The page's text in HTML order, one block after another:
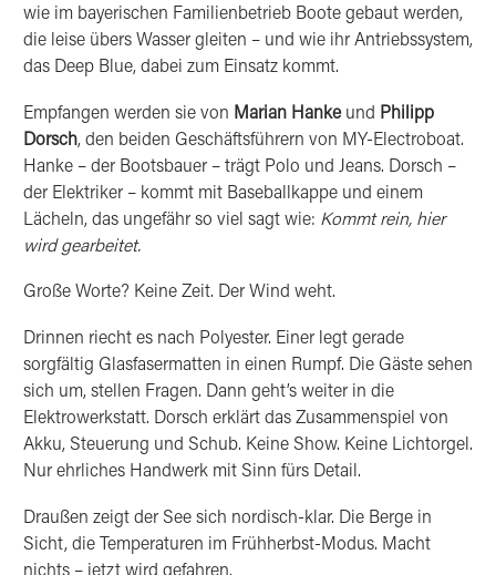
wie im bayerischen Familienbetrieb Boote gebaut werden,
die leise übers Wasser gleiten – und wie ihr Antriebssystem,
das Deep Blue, dabei zum Einsatz kommt.
Empfangen werden sie von Marian Hankeund Philipp
Dorsch, den beiden Geschäftsführern von MY-Electroboat.
Hanke – der Bootsbauer – trägt Polo und Jeans. Dorsch –
der Elektriker – kommt mit Baseballkappe und einem
Lächeln, das ungefähr so viel sagt wie: Kommt rein, hier
wird gearbeitet.
Große Worte? Keine Zeit. Der Wind weht.
Drinnen riecht es nach Polyester. Einer legt gerade
sorgfältig Glasfasermatten in einen Rumpf. Die Gäste sehen
sich um, stellen Fragen. Dann geht’s weiter in die
Elektrowerkstatt. Dorsch erklärt das Zusammenspiel von
Akku, Steuerung und Schub. Keine Show. Keine Lichtorgel.
Nur ehrliches Handwerk mit Sinn fürs Detail.
Draußen zeigt der See sich nordisch-klar. Die Berge in
Sicht, die Temperaturen im Frühherbst-Modus. Macht
nichts – jetzt wird gefahren.